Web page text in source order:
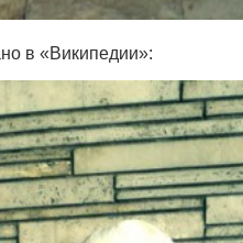
в «Википедии»: